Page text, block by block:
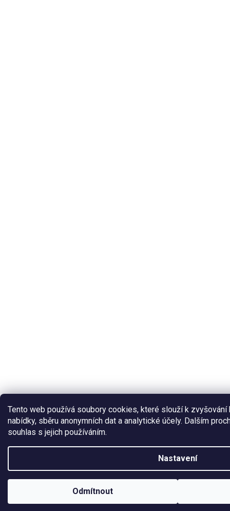
Tento web používá soubory cookies, které slouží k
nabídky, sběru anonymních dat a analytické účely. Dalším
souhlas s jejich používáním.
Nastavení
Odmítnout